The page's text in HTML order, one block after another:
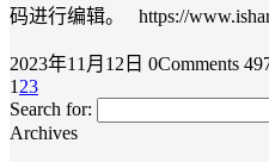
码进行编辑。 https://
2023年11月12日 0Comments
1 23
Search for:
Archives